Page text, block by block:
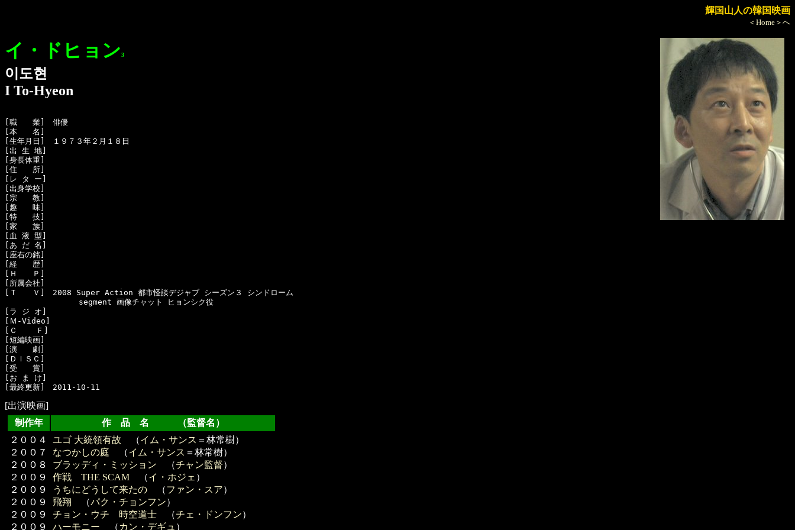
輝国山人の韓国映画
＜Home＞へ
イ・ドヒョン3
이도현
I To-Hyeon
[職　　業]　俳優
[本　　名]
[生年月日]　１９７３年２月１８日
[出 生 地]
[身長体重]
[住　　所]
[レ タ ー]
[出身学校]
[宗　　教]
[趣　　味]
[特　　技]
[家　　族]
[血 液 型]
[あ だ 名]
[座右の銘]
[経　　歴]
[Ｈ　　Ｐ]
[所属会社]
[Ｔ　　Ｖ]　2008 Super Action 都市怪談デジャブ シーズン３ シンドローム
segment 画像チャット ヒョンシク役
[ラ ジ オ]
[Ｍ-Video]
[Ｃ    Ｆ]
[短編映画]
[演　　劇]
[ＤＩＳＣ]
[受　　賞]
[お ま け]
[出演映画]
制作年
作 品 名 （監督名）
２００４
２００７
２００８
２００９
２００９
２００９
２００９
２００９
ユゴ 大統領有故 （イム・サンス ＝林常樹）
なつかしの庭 （イム・サンス ＝林常樹）
ブラッディ・ミッション （チャン監督）
作戦 THE SCAM （イ・ホジェ ）
うちにどうして来たの （ファン・スア）
飛翔 （パク・チョンフン）
チョン・ウチ 時空道士 （チェ・ドンフン）
ハーモニー （ カン・デギュ ）